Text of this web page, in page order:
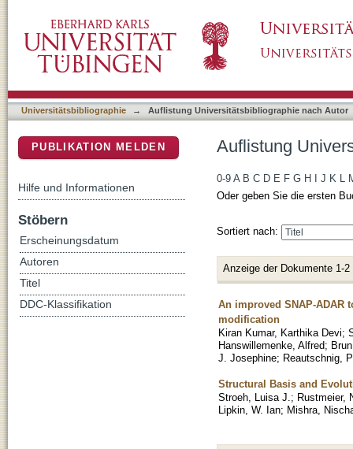
Universitätsbibliographie → Auflistung Universitätsbibliographie nach Autor
Auflistung
0-9 A B C D E F G H J K L
Oder geben Sie die ersten
Sortiert nach:
Anzeige der Dokumente 1-2
An improved SNAP-ADAR
modification
Kiran Kumar, Karthika Devi;
Hanswillemenke, Alfred;
J. Josephine; Reautschnig,
Structural Basis and
Stroeh, Luisa J. ; Rustmeier,
Lipkin, W. Ian; Mishra,
PUBLIKATION MELDEN
Hilfe und Informationen
Stöbern
Erscheinungsdatum
Autoren
Titel
DDC-Klassifikation